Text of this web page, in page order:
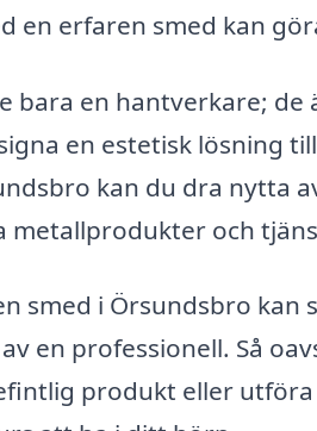
en erfaren smed kan
bara en hantverkare;
en estetisk lösning
kan du dra nytta
metallprodukter och
smed i Örsundsbro
en professionell. Så
produkt eller